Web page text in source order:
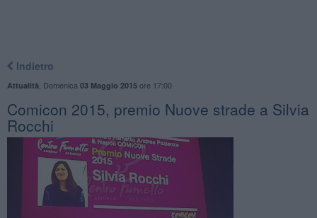
Indietro
Attualità Domenica 03 Maggio 2015ore 17:00
Comicon 2015, premio Nuove strade a Silvia
Rocchi